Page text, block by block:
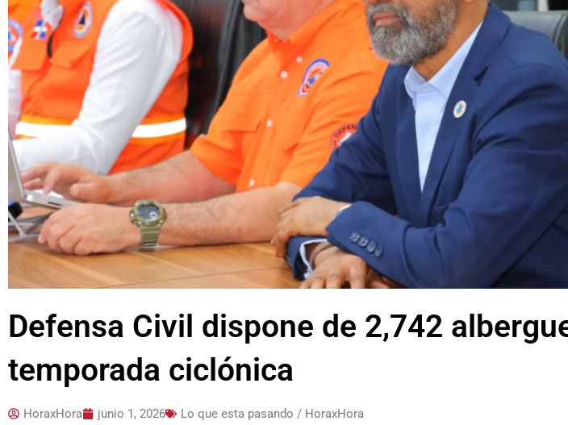
Defensa Civil dispone de 2,742
temporada ciclónica
HoraxHora junio 1, 2026 Lo que esta pasando / HoraxHora